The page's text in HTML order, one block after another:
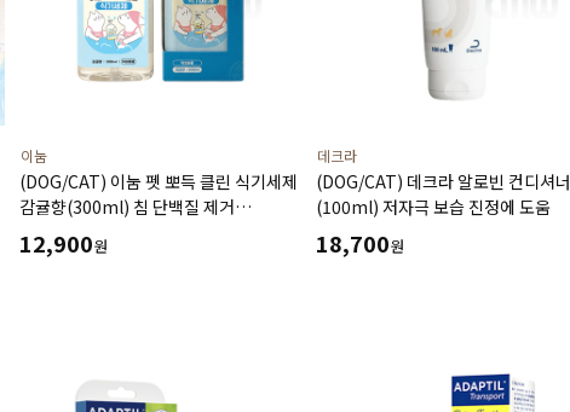
이눔
(DOG/CAT) 이눔 펫 뽀득 클린 식기세제
감귤향(300ml) 침 단백질 제거
잔여세제NO 탈취 99% 식기 세제
12,900원
데크라
(DOG/CAT) 데크라 알로빈 컨디셔너
(100ml) 저자극 보습 진정에 도움
18,700원